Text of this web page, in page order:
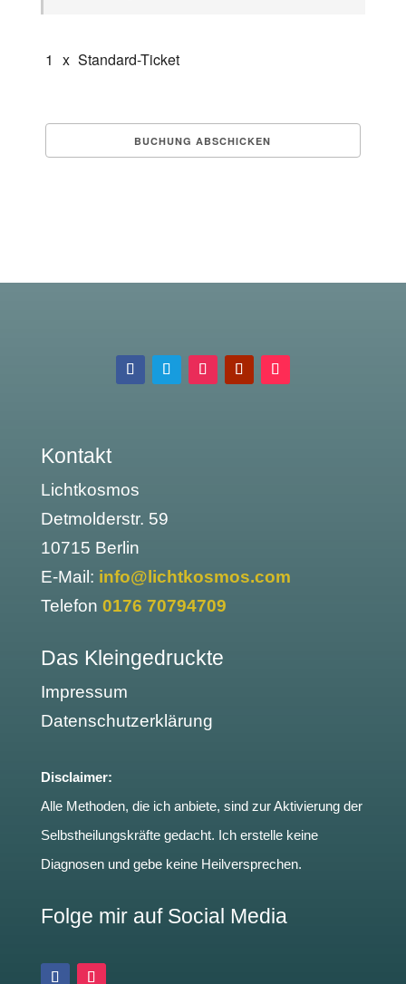
1 x Standard-Ticket
Kontakt
Lichtkosmos
Detmolderstr. 59
10715 Berlin
E-Mail: info@lichtkosmos.com
Telefon 0176 70794709
Das Kleingedruckte
Impressum
Datenschutzerklärung
Disclaimer:
Alle Methoden, die ich anbiete, sind zur Aktivierung der
Selbstheilungskräfte gedacht. Ich erstelle keine
Diagnosen und gebe keine Heilversprechen.
Folge mir auf Social Media